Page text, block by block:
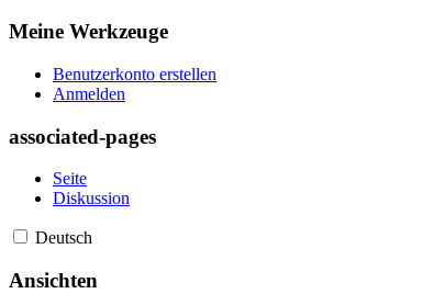
Meine Werkzeuge
Benutzerkonto erstellen
Anmelden
associated-pages
Seite
Diskussion
Deutsch
Ansichten